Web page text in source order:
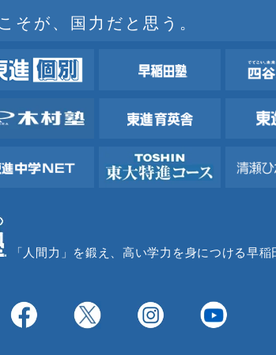
そが、国力だと思う。
「人間力」を鍛え、高い学力を身につける早稲